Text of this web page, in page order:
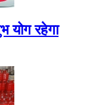
योग रहेगा